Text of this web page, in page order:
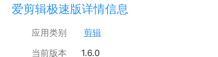
爱剪辑极速版详情信息
应用类别
剪辑
当前版本
1.6.0